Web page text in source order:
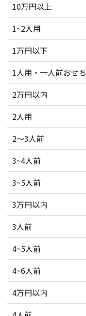
10万円以上
1~2人用
1万円以下
1人用・一人前おせち
2万円以内
2人用
2～3人前
3~4人前
3~5人前
3万円以内
3人前
4~5人前
4~6人前
4万円以内